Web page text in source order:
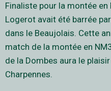
Finaliste pour la montée en
Logerot avait été barrée
dans le Beaujolais. Cette
match de la montée en
de la Dombes aura le
Charpennes.